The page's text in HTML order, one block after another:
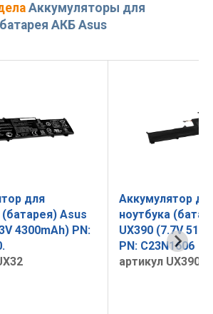
Аккумуляторы для
АКБ Asus
для
(батарея) Asus
4300mAh) PN:
Аккумулятор
ноутбука
UX390 (7.7V
PN: C23N1606
артикул UX390-